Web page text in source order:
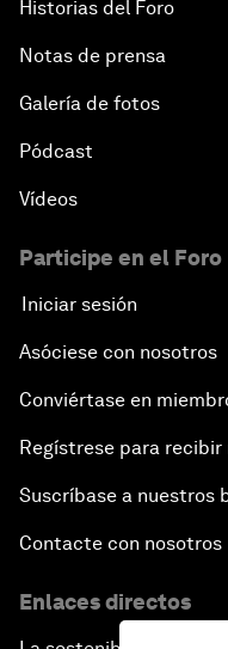
Historias del Foro
Notas de prensa
Galería de fotos
Pódcast
Vídeos
Participe en el Foro
Iniciar sesión
Asóciese con nosotros
Conviértase en
Regístrese para
Suscríbase a nuestros
Contacte con nosotros
Enlaces directos